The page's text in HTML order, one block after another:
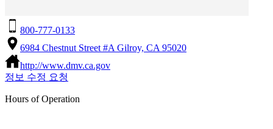
800-777-0133
6984 Chestnut Street #A Gilroy, CA 95020
http://www.dmv.ca.gov
정보 수정 요청
Hours of Operation